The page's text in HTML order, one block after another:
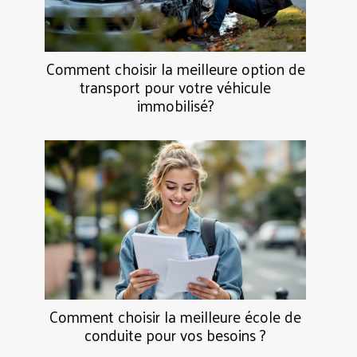
Comment choisir la meilleure option de
transport pour votre véhicule
immobilisé?
Comment choisir la meilleure école de
conduite pour vos besoins ?